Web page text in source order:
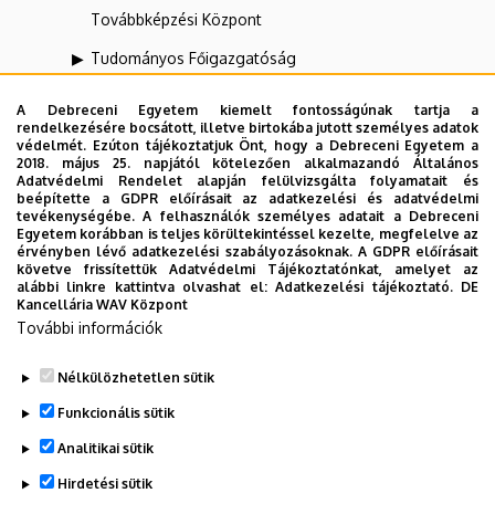
Továbbképzési Központ
Tudományos Főigazgatóság
Vállalati Koordinációs Központ
Webportál-, Alkalmazásfejlesztés és VIR Központ
(WAV)
Zeneművészeti Kar
Dolgozói adatmódosítás igénylése a DE
telefonkönyvében
A Debreceni Egyetem kiemelt fontosságúnak tartja a
rendelkezésére bocsátott, illetve birtokába jutott személyes adatok
védelmét. Ezúton tájékoztatjuk Önt, hogy a Debreceni Egyetem a
2018. május 25. napjától kötelezően alkalmazandó Általános
Adatvédelmi Rendelet alapján felülvizsgálta folyamatait és
beépítette a GDPR előírásait az adatkezelési és adatvédelmi
tevékenységébe. A felhasználók személyes adatait a Debreceni
Egyetem korábban is teljes körültekintéssel kezelte, megfelelve az
érvényben lévő adatkezelési szabályozásoknak. A GDPR előírásait
követve frissítettük Adatvédelmi Tájékoztatónkat, amelyet az
alábbi linkre kattintva olvashat el:Adatkezelési tájékoztató. DE
Kancellária WAV Központ
További információk
Nélkülözhetetlen sütik
Funkcionális sütik
Analitikai sütik
Hirdetési sütik